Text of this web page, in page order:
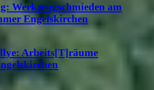
Werkzeugschmieden am
Engelskirchen
Arbeits[T]räume